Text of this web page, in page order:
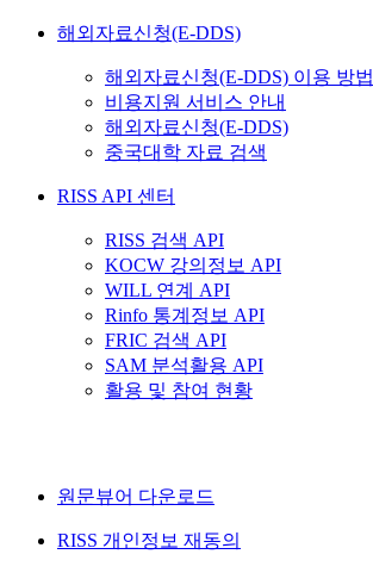
해외자료신청(E-DDS)
해외자료신청(E-DDS) 이용 방법
비용지원 서비스 안내
해외자료신청(E-DDS)
중국대학 자료 검색
RISS API 센터
RISS 검색 API
KOCW 강의정보 API
WILL 연계 API
Rinfo 통계정보 API
FRIC 검색 API
SAM 분석활용 API
활용 및 참여 현황
원문뷰어 다운로드
RISS 개인정보 재동의